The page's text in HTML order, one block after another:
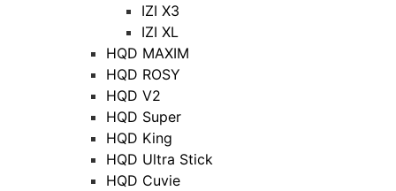
IZI X3
IZI XL
HQD MAXIM
HQD ROSY
HQD V2
HQD Super
HQD King
HQD Ultra Stick
HQD Cuvie